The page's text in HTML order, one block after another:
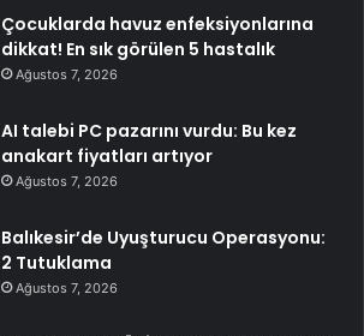
Çocuklarda havuz enfeksiyonlarına
dikkat! En sık görülen 5 hastalık
Ağustos 7, 2026
AI talebi PC pazarını vurdu: Bu kez
anakart fiyatları artıyor
Ağustos 7, 2026
Balıkesir’de Uyuşturucu Operasyonu:
2 Tutuklama
Ağustos 7, 2026